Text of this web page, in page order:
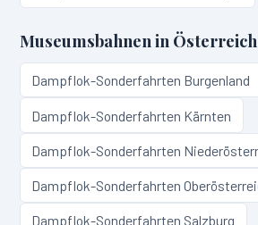
Museumsbahnen in Österreich
Dampflok-Sonderfahrten Burgenland
Dampflok-Sonderfahrten Kärnten
Dampflok-Sonderfahrten
Dampflok-Sonderfahrten
Dampflok-Sonderfahrten Salzburg